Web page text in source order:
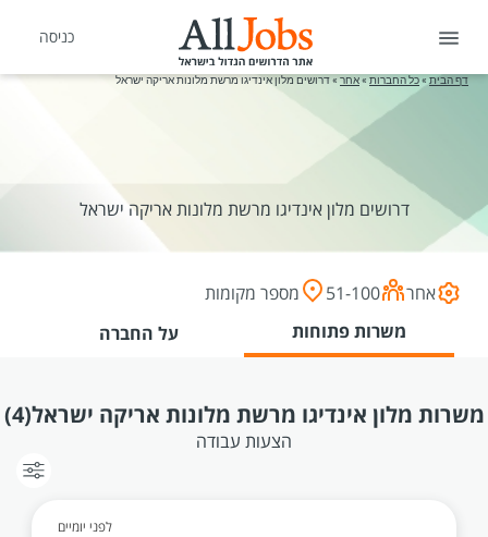
כניסה
דף הבית »כל החברות »אחר »דרושים מלון אינדיגו מרשת מלונות אריקה ישראל
דרושים מלון אינדיגו מרשת מלונות אריקה ישראל
אחר 51-100
מספר מקומות
משרות פתוחות
על החברה
משרות מלון אינדיגו מרשת מלונות אריקה ישראל(4)
הצעות עבודה
לפני יומיים